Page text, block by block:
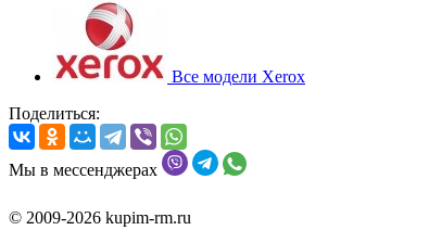
Все модели Xerox
Поделиться:
Мы в мессенджерах
© 2009-2026 kupim-rm.ru